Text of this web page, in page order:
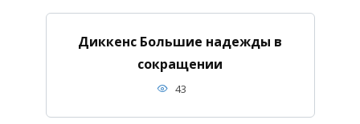
Диккенс Большие надежды в
сокращении
43